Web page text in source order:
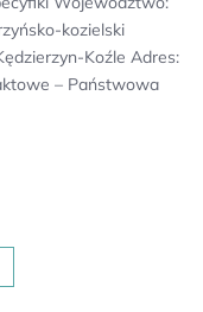
kozielski
Koźle Adres:
– Państwowa